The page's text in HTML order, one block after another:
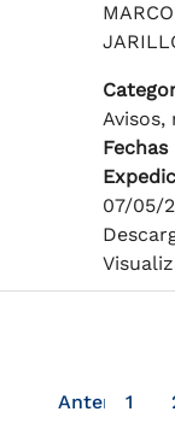
Fechas
07/05/
Anterior
1